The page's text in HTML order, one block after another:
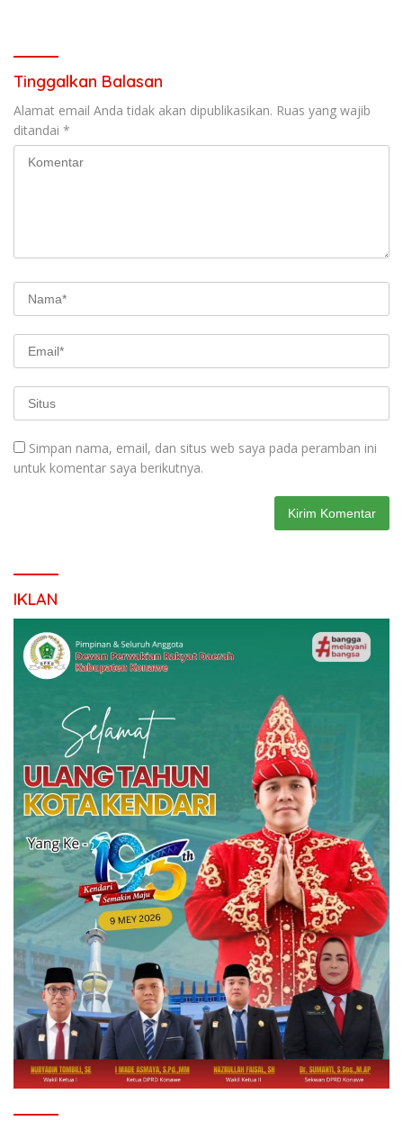
Tinggalkan Balasan
Alamat email Anda tidak akan dipublikasikan. Ruas yang wajib
ditandai *
Simpan nama, email, dan situs web saya pada peramban ini
untuk komentar saya berikutnya.
IKLAN